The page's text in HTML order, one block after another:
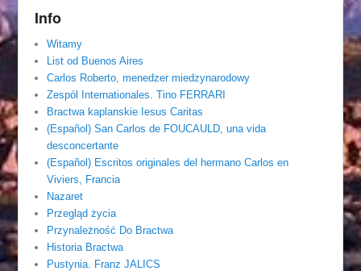
Info
Witamy
List od Buenos Aires
Carlos Roberto, menedzer miedzynarodowy
Zespól Internationales. Tino FERRARI
Bractwa kaplanskie Iesus Caritas
(Español) San Carlos de FOUCAULD, una vida
desconcertante
(Español) Escritos originales del hermano Carlos en
Viviers, Francia
Nazaret
Przegląd życia
Przynależność Do Bractwa
Historia Bractwa
Pustynia. Franz JALICS